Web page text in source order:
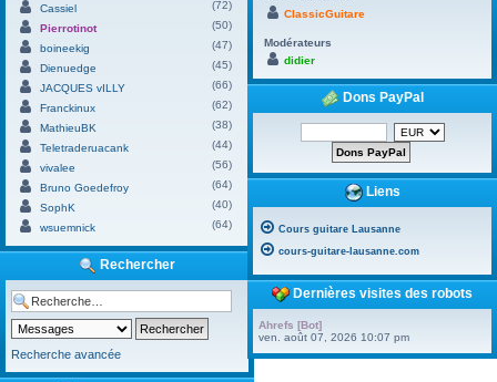
Cassiel
(72)
Pierrotinot
(50)
boineekig
(47)
Dienuedge
(45)
JACQUES vILLY
(66)
Franckinux
(62)
MathieuBK
(38)
Teletraderuacank
(44)
vivalee
(56)
Bruno Goedefroy
(64)
SophK
(40)
wsuemnick
(64)
Rechercher
Recherche avancée
ClassicGuitare
Modérateurs
didier
Dons PayPal
Liens
Cours guitare Lausanne
cours-guitare-lausanne.com
Dernières visites des robots
Ahrefs [Bot]
ven. août 07, 2026 10:07 pm